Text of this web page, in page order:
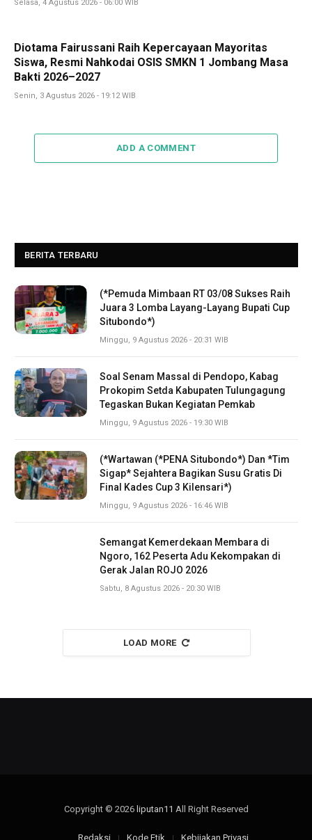
Selasa, 4 Agustus 2026 - 06:00 WIB
Diotama Fairussani Raih Kepercayaan Mayoritas
Siswa, Resmi Nahkodai OSIS SMKN 1 Jombang Masa
Bakti 2026–2027
Senin, 3 Agustus 2026 - 19:12 WIB
ADD A COMMENT
BERITA TERBARU
(*Pemuda Mimbaan RT 03/08 Sukses Raih
Juara 3 Lomba Layang-Layang Bupati Cup
Situbondo*)
Minggu, 9 Agustus 2026 - 20:31 WIB
Soal Senam Massal di Pendopo, Kabag
Prokopim Setda Kabupaten Tulungagung
Tegaskan Bukan Kegiatan Pemkab
Minggu, 9 Agustus 2026 - 19:30 WIB
(*Wartawan (*PENA Situbondo*) Dan *Tim
Sigap* Sejahtera Bagikan Susu Gratis Di
Final Kades Cup 3 Kilensari*)
Minggu, 9 Agustus 2026 - 16:46 WIB
Semangat Kemerdekaan Membara di
Ngoro, 162 Peserta Adu Kekompakan di
Gerak Jalan ROJO 2026
Sabtu, 8 Agustus 2026 - 20:30 WIB
LOAD MORE
Copyright © 2026 liputan11 All Right Reserved
Redaksi Kode Etik Kebijakan Privasi